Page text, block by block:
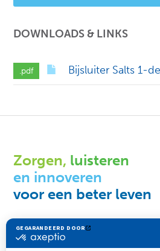
DOWNLOADS & LINKS
Bijsluiter Salts 1-
Zorgen, luisteren
en innoveren
voor een beter leven
Salts healthcare
Vacatures